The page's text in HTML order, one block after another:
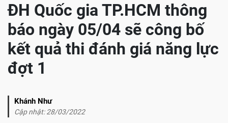
ĐH Quốc gia TP.HCM thông
báo ngày 05/04 sẽ công bố
kết quả thi đánh giá năng lực
đợt 1
Khánh Như
Cập nhật: 28/03/2022